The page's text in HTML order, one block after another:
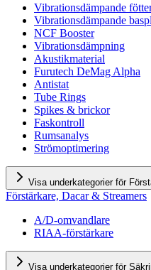
Vibrationsdämpande
Vibrationsdämpande
NCF Booster
Vibrationsdämpning
Akustikmaterial
Furutech DeMag Alpha
Antistat
Tube Rings
Spikes & brickor
Faskontroll
Rumsanalys
Strömoptimering
Visa underkategorier för
Förstärkare, Dacar & Streamers
A/D-omvandlare
RIAA-förstärkare
Visa underkategorier för